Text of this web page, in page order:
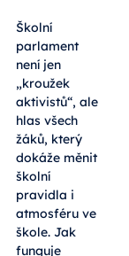
Školní
parlament
není jen
„kroužek
aktivistů“, ale
hlas všech
žáků, který
dokáže měnit
školní
pravidla i
atmosféru ve
škole. Jak
funguje